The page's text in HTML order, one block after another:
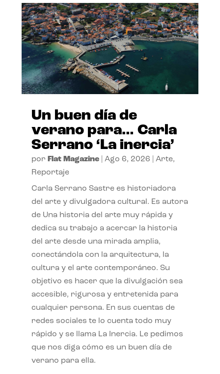
Un buen día de
verano para… Carla
Serrano ‘La inercia’
por Flat Magazine| Ago 6, 2026 Arte,
Reportaje
Carla Serrano Sastre es historiadora
del arte y divulgadora cultural. Es autora
de Una historia del arte muy rápida y
dedica su trabajo a acercar la historia
del arte desde una mirada amplia,
conectándola con la arquitectura, la
cultura y el arte contemporáneo. Su
objetivo es hacer que la divulgación sea
accesible, rigurosa y entretenida para
cualquier persona. En sus cuentas de
redes sociales te lo cuenta todo muy
rápido y se llama La Inercia. Le pedimos
que nos diga cómo es un buen día de
verano para ella.